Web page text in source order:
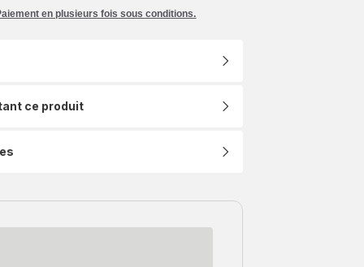
Companion
en plusieurs fois sous conditions.
ce produit